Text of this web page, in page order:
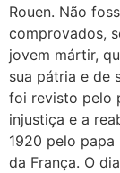
Rouen. Não
comprovados,
jovem mártir,
sua pátria e de
foi revisto pelo
injustiça e a
1920 pelo papa
da França. O